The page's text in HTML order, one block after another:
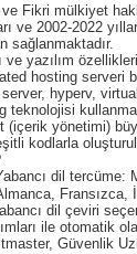
Fikri mülkiyet
ve 2002-2022
sağlanmaktadır.
yazılım
hosting serveri
server, hyperv,
yönetimi)
kodlarla
dil tercüme:
Fransızca,
dil çeviri
ile otomatik
Güvenlik